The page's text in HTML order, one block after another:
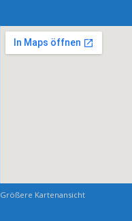
Größere Kartenansicht